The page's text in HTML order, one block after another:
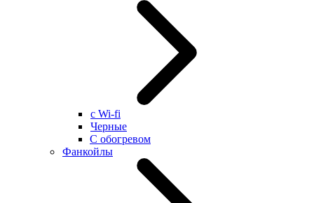
с Wi-fi
Черные
С обогревом
Фанкойлы